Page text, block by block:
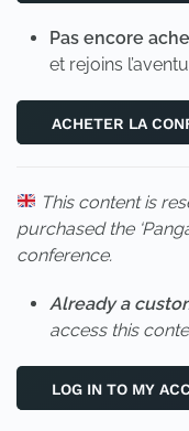
Pas encore
et rejoins
ACHETER LA
This content is
purchased the
conference.
Already a
access this
LOG IN TO MY